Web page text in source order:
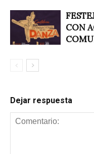
CON
Dejar respuesta